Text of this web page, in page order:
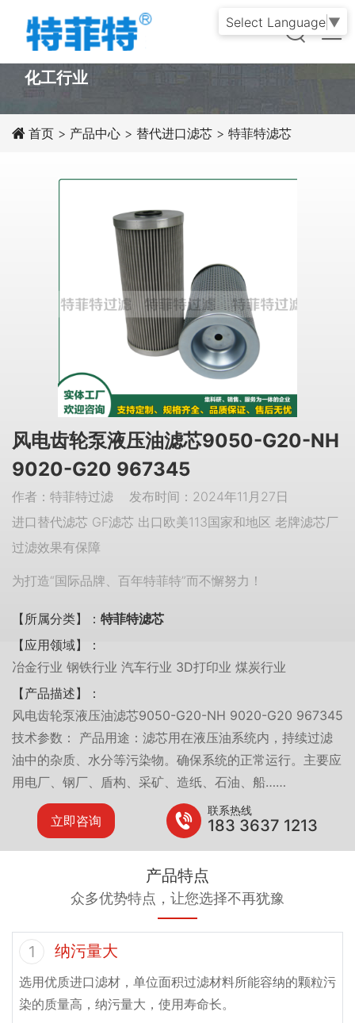
PRODUCT
化工行业
首页 > 产品中心 > 替代进口滤芯 > 特菲特滤芯
风电齿轮泵液压油滤芯9050-G20-NH
9020-G20 967345
作者：特菲特过滤 发布时间：2024年11月27日
进口替代滤芯 GF滤芯 出口欧美113国家和地区 老牌滤芯厂
过滤效果有保障
为打造“国际品牌、百年特菲特”而不懈努力！
【所属分类】： 特菲特滤芯
【应用领域】：
冶金行业 钢铁行业 汽车行业 3D打印业 煤炭行业
【产品描述】：
风电齿轮泵液压油滤芯9050-G20-NH 9020-G20 967345
技术参数： 产品用途：滤芯用在液压油系统内，持续过滤
油中的杂质、水分等污染物。确保系统的正常运行。主要应
用电厂、钢厂、盾构、采矿、造纸、石油、船……
立即咨询
联系热线
183 3637 1213
产品特点
众多优势特点，让您选择不再犹豫
1 纳污量大
选用优质进口滤材，单位面积过滤材料所能容纳的颗粒污
染的质量高，纳污量大，使用寿命长。
Select Language ▼